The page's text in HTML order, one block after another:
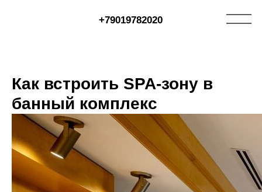
+79019782020
Как встроить SPA-зону в
банный комплекс